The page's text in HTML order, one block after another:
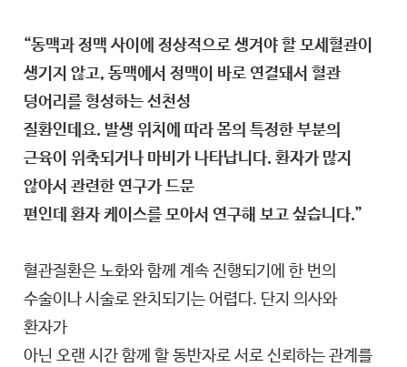
“동맥과 정맥 사이에 정상적으로 생겨야 할 모세혈관이
생기지 않고, 동맥에서 정맥이 바로 연결돼서 혈관
덩어리를 형성하는 선천성
질환인데요. 발생 위치에 따라 몸의 특정한 부분의
근육이 위축되거나 마비가 나타납니다. 환자가 많지
않아서 관련한 연구가 드문
편인데 환자 케이스를 모아서 연구해 보고 싶습니다.”
혈관질환은 노화와 함께 계속 진행되기에 한 번의
수술이나 시술로 완치되기는 어렵다. 단지 의사와
환자가
아닌 오랜 시간 함께 할 동반자로 서로 신뢰하는 관계를